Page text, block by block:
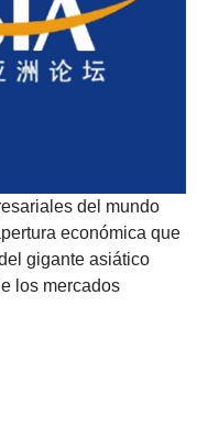
del mundo
económica que
gigante asiático
los mercados